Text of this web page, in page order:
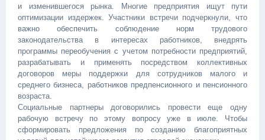
и изменившегося рынка. Многие предприятия ищут пути
оптимизации издержек. Участники встречи подчеркнули, что
важно обеспечить соблюдение норм трудового
законодательства в интересах работников, внедрять
программы переобучения с учетом потребности предприятий,
разрабатывать и применять посредством коллективных
договоров меры поддержки для сотрудников малого и
среднего бизнеса, работников предпенсионного и пенсионного
возраста.
Социальные партнеры договорились провести еще одну
рабочую встречу по этому вопросу уже в июле. Чтобы
сформировать предложения по созданию благоприятных